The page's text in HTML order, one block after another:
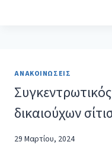
ΑΝΑΚΟΙΝΏΣΕΙΣ
δικαιούχων
29 Μαρτίου, 2024